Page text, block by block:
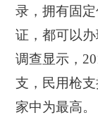
录，拥有固
证，都可以
调查显示，
支，民用枪
家中为最高。